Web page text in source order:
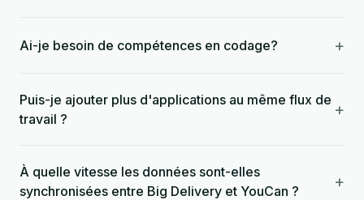
Ai-je besoin de compétences en codage? +
Puis-je ajouter plus d'applications au même flux de
travail ?
+
À quelle vitesse les données sont-elles
synchronisées entre Big Delivery et YouCan ?
+